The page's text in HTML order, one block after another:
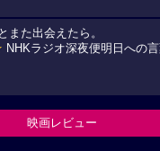
また出会えたら。
NHKラジオ深夜便明日への
映画レビュー